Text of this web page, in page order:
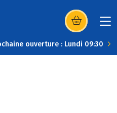
(s’ouvre dans
ouverture : Lundi 09:30